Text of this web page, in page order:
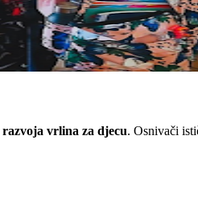
razvoja vrlina za djecu. Osnivači